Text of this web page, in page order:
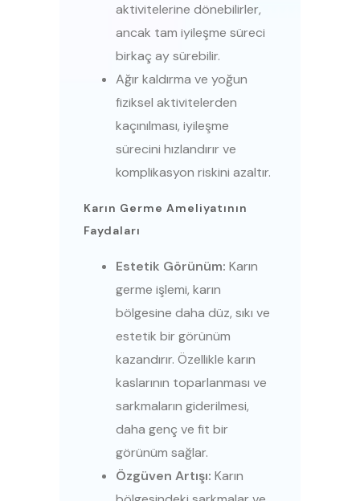
aktivitelerine dönebilirler,
ancak tam iyileşme süreci
birkaç ay sürebilir.
Ağır kaldırma ve yoğun
fiziksel aktivitelerden
kaçınılması, iyileşme
sürecini hızlandırır ve
komplikasyon riskini azaltır.
Karın Germe Ameliyatının
Faydaları
Estetik Görünüm: Karın
germe işlemi, karın
bölgesine daha düz, sıkı ve
estetik bir görünüm
kazandırır. Özellikle karın
kaslarının toparlanması ve
sarkmaların giderilmesi,
daha genç ve fit bir
görünüm sağlar.
Özgüven Artışı: Karın